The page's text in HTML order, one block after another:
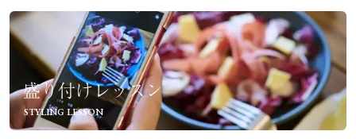
盛り付けレッスン
STYLING LESSON